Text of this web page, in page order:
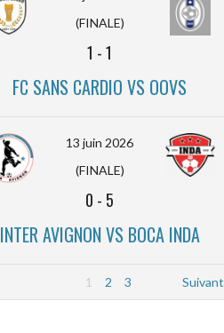
(FINALE)
1 -1
FC SANS CARDIO VS OOVS
13 juin 2026
(FINALE)
0 - 5
INTER AVIGNON VS BOCA INDA
1 2 3 Suivant